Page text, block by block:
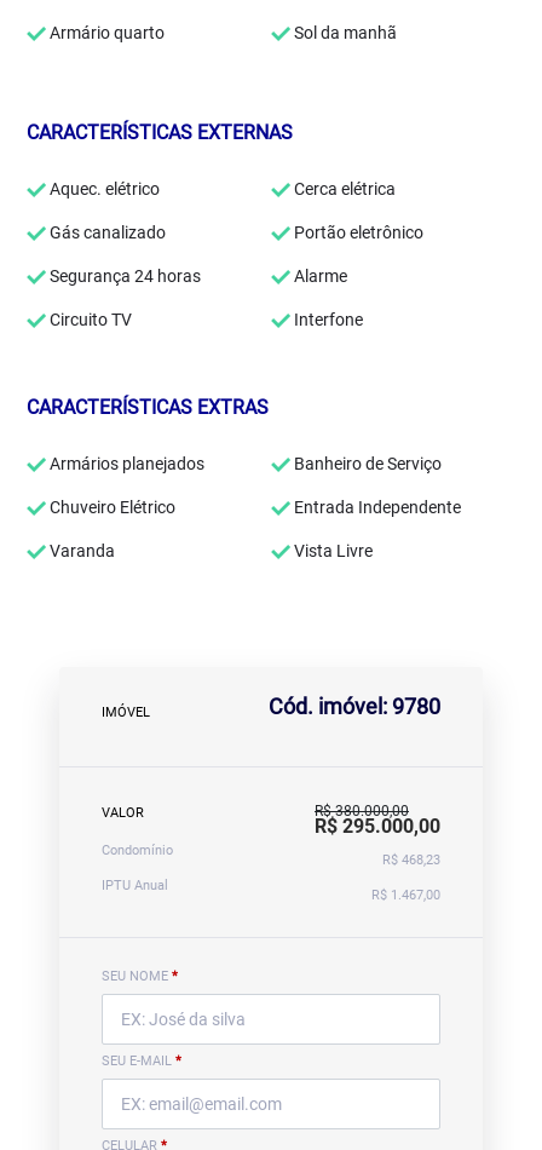
Armário quarto Sol da manhã
CARACTERÍSTICAS EXTERNAS
Aquec. elétrico Cerca elétrica
Gás canalizado Portão eletrônico
Segurança 24 horas Alarme
Circuito TV Interfone
CARACTERÍSTICAS EXTRAS
Armários planejados Banheiro de Serviço
Chuveiro Elétrico Entrada Independente
Varanda Vista Livre
IMÓVEL Cód. imóvel: 9780
VALOR R$ 380.000,00
R$ 295.000,00
Condomínio
R$ 468,23
IPTU Anual
R$ 1.467,00
SEU NOME *
SEU E-MAIL *
CELULAR *